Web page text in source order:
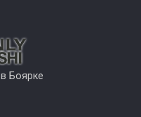
Боярке